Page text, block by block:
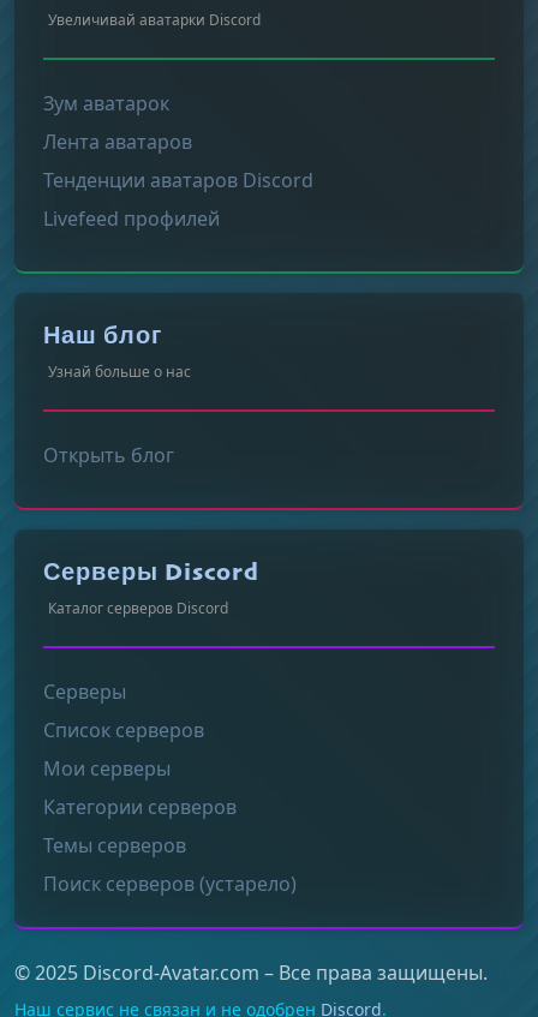
Увеличивай аватарки Discord
Зум аватарок
Лента аватаров
Тенденции аватаров Discord
Livefeed профилей
Наш блог
Узнай больше о нас
Открыть блог
Серверы Discord
Каталог серверов Discord
Серверы
Список серверов
Мои серверы
Категории серверов
Темы серверов
Поиск серверов (устарело)
© 2025 Discord-Avatar.com – Все права защищены.
Наш сервис не связан и не одобрен Discord.